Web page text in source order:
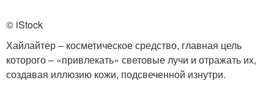
© iStock
Хайлайтер – косметическое средство, главная цель
которого – «привлекать» световые лучи и отражать их,
создавая иллюзию кожи, подсвеченной изнутри.